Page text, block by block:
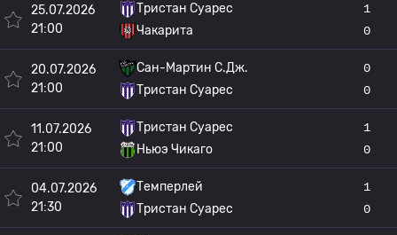
25.07.2026
21:00
Тристан Суарес
Чакарита
1
0
20.07.2026
21:00
Сан-Мартин С.Дж.
Тристан Суарес
0
0
11.07.2026
21:00
Тристан Суарес
Ньюэ Чикаго
1
0
04.07.2026
21:30
Темперлей
Тристан Суарес
1
0